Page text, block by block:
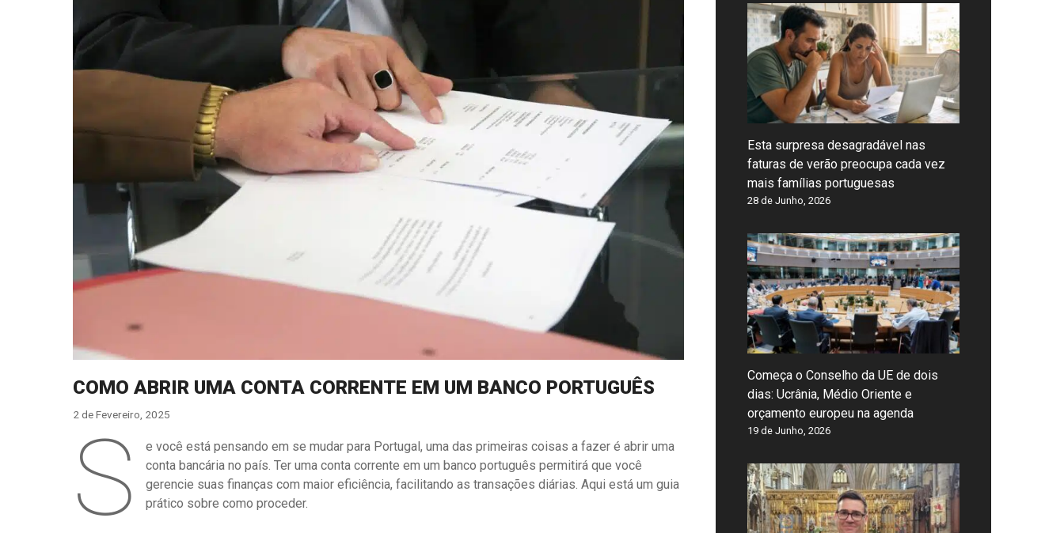
COMO ABRIR UMA CONTA CORRENTE EM UM BANCO PORTUGUÊS
2 de Fevereiro, 2025
S
e você está pensando em se mudar para Portugal, uma das primeiras coisas a fazer é abrir uma
conta bancária no país. Ter uma conta corrente em um banco português permitirá que você
gerencie suas finanças com maior eficiência, facilitando as transações diárias. Aqui está um guia
prático sobre como proceder.
Esta surpresa desagradável nas
faturas de verão preocupa cada vez
mais famílias portuguesas
28 de Junho, 2026
Começa o Conselho da UE de dois
dias: Ucrânia, Médio Oriente e
orçamento europeu na agenda
19 de Junho, 2026